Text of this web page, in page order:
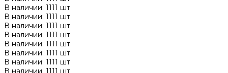
В наличии: 1111 шт
В наличии: 1111 шт
В наличии: 1111 шт
В наличии: 1111 шт
В наличии: 1111 шт
В наличии: 1111 шт
В наличии: 1111 шт
В наличии: 1111 шт